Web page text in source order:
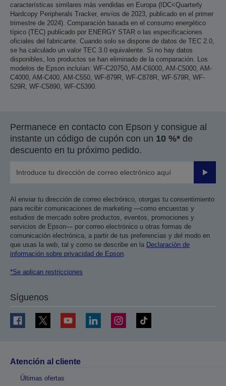
características similares más vendidas en Europa (IDC<Quarterly
Hardcopy Peripherals Tracker, envíos de 2023, publicado en el primer
trimestre de 2024). Comparación basada en el consumo energético
típico (TEC) publicado por ENERGY STAR o las especificaciones
oficiales del fabricante. Cuando solo se dispone de datos de TEC 2.0,
se ha calculado un valor TEC 3.0 equivalente. Si no hay datos
disponibles, los productos se han eliminado de la comparación. Los
modelos de Epson incluían: WF-C20750, AM-C6000, AM-C5000, AM-
C4000, AM-C400, AM-C550, WF-879R, WF-C878R, WF-579R, WF-
529R, WF-C5890, WF-C5390.
Permanece en contacto con Epson y consigue al
instante un código de cupón con un 10 %* de
descuento en tu próximo pedido.
Enviar
Al enviar tu dirección de correo electrónico, otorgas tu consentimiento
para recibir comunicaciones de marketing —como encuestas y
estudios de mercado sobre productos, eventos, promociones y
servicios de Epson— por correo electrónico u otras formas de
comunicación electrónica, a partir de tus preferencias y del modo en
que usas la web, tal y como se describe en la Declaración de
información sobre privacidad de Epson.
*Se aplican restricciones
Síguenos
Atención al cliente
Últimas ofertas